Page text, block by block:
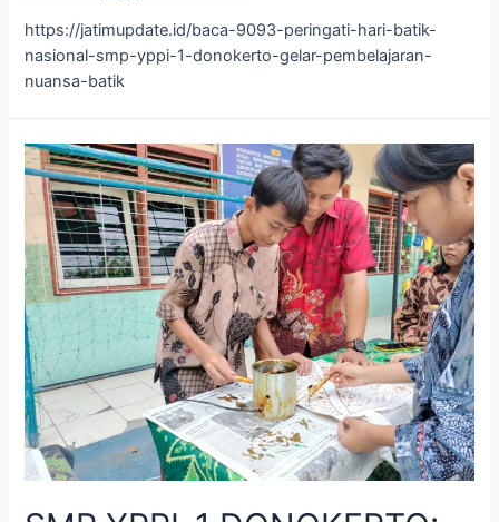
https://jatimupdate.id/baca-9093-peringati-hari-batik-
nasional-smp-yppi-1-donokerto-gelar-pembelajaran-
nuansa-batik